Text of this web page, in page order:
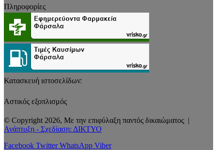
Πληροφορίες
Κατασκευή ιστοσελίδων:
Αστικός εξοπλισμός
© Copyright 2026, Με την επιφύλαξη παντός δικαιώματος |
Ανάπτυξη - Σχεδίαση: ΔΙΚΤΥΟ
Facebook Twitter WhatsApp Viber